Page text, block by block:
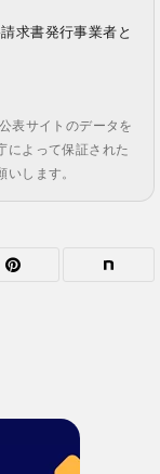
求書発行事業者と
表サイトのデータを
によって保証された
します。